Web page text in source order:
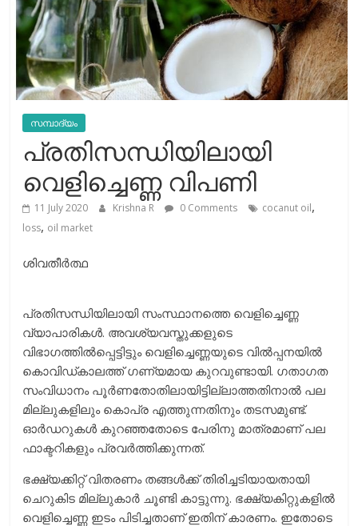
സമ്പാദ്യം
പ്രതിസന്ധിയിലായി
വെളിച്ചെണ്ണ വിപണി
11 July 2020 Krishna R 0 Comments cocanut oil,
loss, oil market
ശിവതീര്‍ത്ഥ
പ്രതിസന്ധിയിലായി സംസ്ഥാനത്തെ വെളിച്ചെണ്ണ
വ്യാപാരികള്‍. അവശ്യവസ്തുക്കളുടെ
വിഭാഗത്തിൽപ്പെട്ടിട്ടും വെളിച്ചെണ്ണയുടെ വിൽപ്പനയിൽ
കൊവിഡ്കാലത്ത് ഗണ്യമായ കുറവുണ്ടായി. ഗതാഗത
സംവിധാനം പൂർണതോതിലായിട്ടില്ലാത്തതിനാൽ പല
മില്ലുകളിലും കൊപ്ര എത്തുന്നതിനും തടസമുണ്ട്.
ഓർഡറുകൾ കുറഞ്ഞതോടെ പേരിനു മാത്രമാണ് പല
ഫാക്ടറികളും പ്രവർത്തിക്കുന്നത്.
ഭക്ഷ്യക്കിറ്റ് വിതരണം തങ്ങൾക്ക് തിരിച്ചടിയായതായി
ചെറുകിട മില്ലുകാർ ചൂണ്ടി കാട്ടുന്നു. ഭക്ഷ്യകിറ്റുകളില്‍
വെളിച്ചെണ്ണ ഇടം പിടിച്ചതാണ് ഇതിന് കാരണം. ഇതോടെ